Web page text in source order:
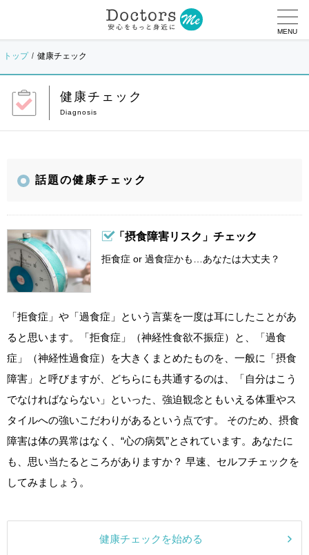
MENU
トップ 健康チェック
健康チェック
話題の健康チェック
「摂食障害リスク」チェック
拒食症 or 過食症かも…あなたは大丈夫？
「拒食症」や「過食症」という言葉を一度は耳にしたことがあ
ると思います。「拒食症」（神経性食欲不振症）と、「過食
症」（神経性過食症）を大きくまとめたものを、一般に「摂食
障害」と呼びますが、どちらにも共通するのは、「自分はこう
でなければならない」といった、強迫観念ともいえる体重やス
タイルへの強いこだわりがあるという点です。 そのため、摂食
障害は体の異常はなく、“心の病気”とされています。あなたに
も、思い当たるところがありますか？ 早速、セルフチェックを
してみましょう。
健康チェックを始める